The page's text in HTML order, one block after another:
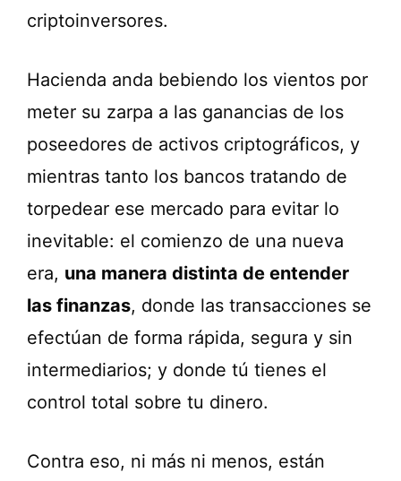
criptoinversores.
Hacienda anda bebiendo los vientos por
meter su zarpa a las ganancias de los
poseedores de activos criptográficos, y
mientras tanto los bancos tratando de
torpedear ese mercado para evitar lo
inevitable: el comienzo de una nueva
era, una manera distinta de entender
las finanzas, donde las transacciones se
efectúan de forma rápida, segura y sin
intermediarios; y donde tú tienes el
control total sobre tu dinero.
Contra eso, ni más ni menos, están